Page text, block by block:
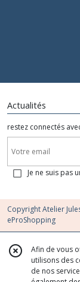
Actualités
restez connectés
Je ne suis pas
Copyright Atelier
eProShopping
Afin de vous
utilisons des
de nos